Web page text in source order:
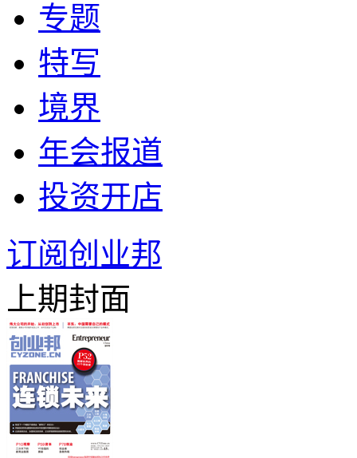
专题
特写
境界
年会报道
投资开店
订阅创业邦
上期封面